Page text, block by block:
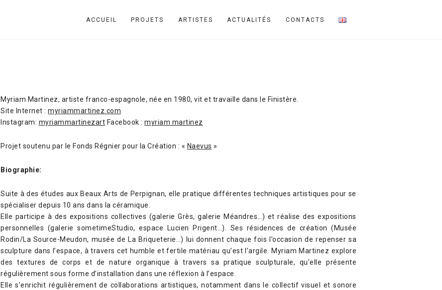
ACCUEIL PROJETS ARTISTES ACTUALITÉS CONTACTS
Myriam Martinez, artiste franco-espagnole, née en 1980, vit et travaille dans le Finistère.
Site Internet : myriammartinez.com
Instagram: myriammartinezart Facebook : myriam martinez
Projet soutenu par le Fonds Régnier pour la Création : « Naevus »
Biographie:
Suite à des études aux Beaux Arts de Perpignan, elle pratique différentes techniques artistiques pour se
spécialiser depuis 10 ans dans la céramique.
Elle participe à des expositions collectives (galerie Grès, galerie Méandres…) et réalise des expositions
personnelles (galerie sometimeStudio, espace Lucien Prigent…). Ses résidences de création (Musée
Rodin/La Source-Meudon, musée de La Briqueterie…) lui donnent chaque fois l’occasion de repenser sa
sculpture dans l’espace, à travers cet humble et fertile matériau qu’est l’argile. Myriam Martinez explore
des textures de corps et de nature organique à travers sa pratique sculpturale, qu’elle présente
régulièrement sous forme d’installation dans une réflexion à l’espace.
Elle s’enrichit régulièrement de collaborations artistiques, notamment dans le collectif visuel et sonore